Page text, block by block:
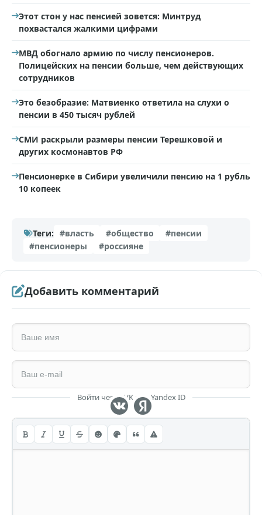
Этот стон у нас пенсией зовется: Минтруд
похвастался жалкими цифрами
МВД обогнало армию по числу пенсионеров.
Полицейских на пенсии больше, чем действующих
сотрудников
Это безобразие: Матвиенко ответила на слухи о
пенсии в 450 тысяч рублей
СМИ раскрыли размеры пенсии Терешковой и
других космонавтов РФ
Пенсионерке в Сибири увеличили пенсию на 1 рубль
10 копеек
Теги: #власть #общество
#пенсии
#пенсионеры
#россияне
Добавить комментарий
Войти через VK или Yandex ID